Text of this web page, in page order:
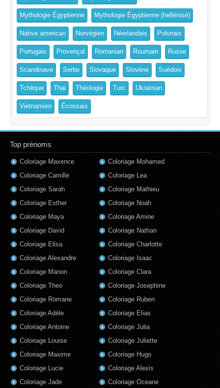
Mythologie Égyptienne Mythologie Égyptienne (hellénisé)
Native american Norvégien Néerlandais Polonais
Portugais Provençal Romanian Roumain Russe
Scandinave Serbe Slovaque Slovène Suédois
Tchèque Thai Théologie Turc Ukrainian
Vietnamien Écossais
Top prénoms
Coloriage Maxence
Coloriage Camille
Coloriage Sarah
Coloriage Esther
Coloriage Maya
Coloriage David
Coloriage Elisa
Coloriage Alexandre
Coloriage Manon
Coloriage Theo
Coloriage Romane
Coloriage Adèle
Coloriage Antoine
Coloriage Louise
Coloriage Maxime
Coloriage Lucie
Coloriage Jade
Coloriage Mohamed
Coloriage Lea
Coloriage Mathieu
Coloriage Noah
Coloriage Amine
Coloriage Nathan
Coloriage Charlotte
Coloriage Isaac
Coloriage Clara
Coloriage Josephine
Coloriage Ruben
Coloriage Elias
Coloriage Julia
Coloriage Juliette
Coloriage Hugo
Coloriage Alexis
Coloriage Oceane